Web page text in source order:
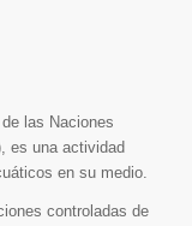
las Naciones
es una actividad
en su medio.
controladas de